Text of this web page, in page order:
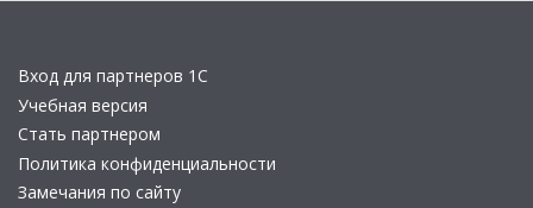
Вход для партнеров 1С
Учебная версия
Стать партнером
Политика конфиденциальности
Замечания по сайту